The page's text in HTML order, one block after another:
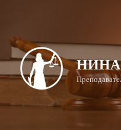
содержимому